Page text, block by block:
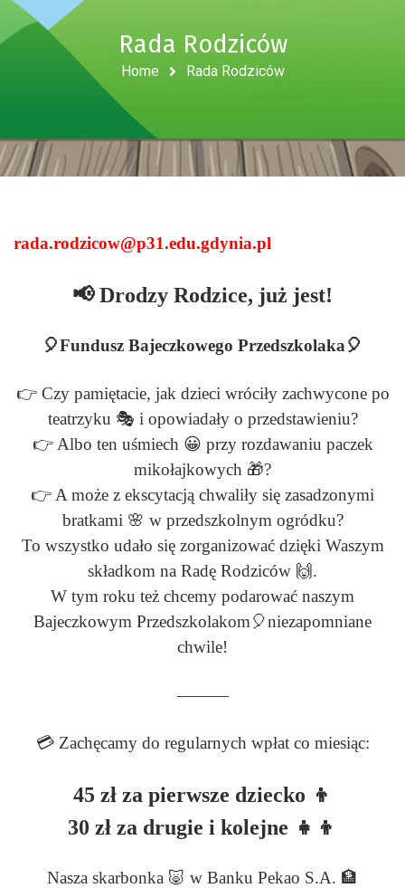
Rada Rodziców
Home Rada Rodziców
rada.rodzicow@p31.edu.gdynia.pl
📢Drodzy Rodzice, już jest!
🎈Fundusz Bajeczkowego Przedszkolaka🎈
👉 Czy pamiętacie, jak dzieci wróciły zachwycone po
teatrzyku 🎭 i opowiadały o przedstawieniu?
👉 Albo ten uśmiech 😀 przy rozdawaniu paczek
mikołajkowych 🎁?
👉 A może z ekscytacją chwaliły się zasadzonymi
bratkami 🌸 w przedszkolnym ogródku?
To wszystko udało się zorganizować dzięki Waszym
składkom na Radę Rodziców 🙌.
W tym roku też chcemy podarować naszym
Bajeczkowym Przedszkolakom🎈niezapomniane
chwile!
———
💳 Zachęcamy do regularnych wpłat co miesiąc:
45 zł za pierwsze dziecko 👦
30 zł za drugie i kolejne 👧👦
Nasza skarbonka 🐷 w Banku Pekao S.A. 🏦